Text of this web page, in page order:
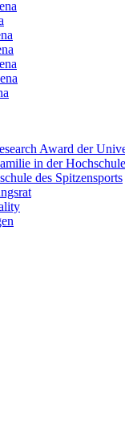
Award der
in der Hochschule
des Spitzensports